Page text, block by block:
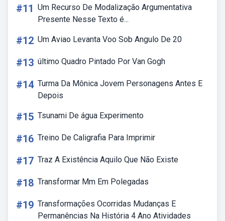
#11 Um Recurso De Modalização Argumentativa
Presente Nesse Texto é...
#12 Um Aviao Levanta Voo Sob Angulo De 20
#13 último Quadro Pintado Por Van Gogh
#14 Turma Da Mônica Jovem Personagens Antes E
Depois
#15 Tsunami De água Experimento
#16 Treino De Caligrafia Para Imprimir
#17 Traz A Existência Aquilo Que Não Existe
#18 Transformar Mm Em Polegadas
#19 Transformações Ocorridas Mudanças E
Permanências Na História 4 Ano Atividades